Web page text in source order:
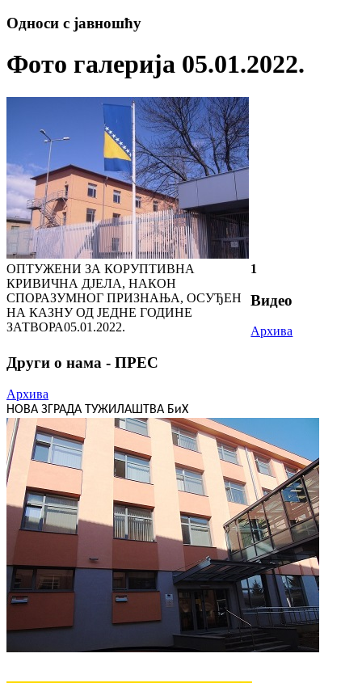
Односи с јавношћу
Фото галерија 05.01.2022.
ОПТУЖЕНИ ЗА КОРУПТИВНА
КРИВИЧНА ДЈЕЛА, НАКОН
СПОРАЗУМНОГ ПРИЗНАЊА, ОСУЂЕН
НА КАЗНУ ОД ЈЕДНЕ ГОДИНЕ
ЗАТВОРА05.01.2022.
1
Видео
Архива
Други о нама - ПРЕС
Архива
НОВА ЗГРАДА ТУЖИЛАШТВА БиХ